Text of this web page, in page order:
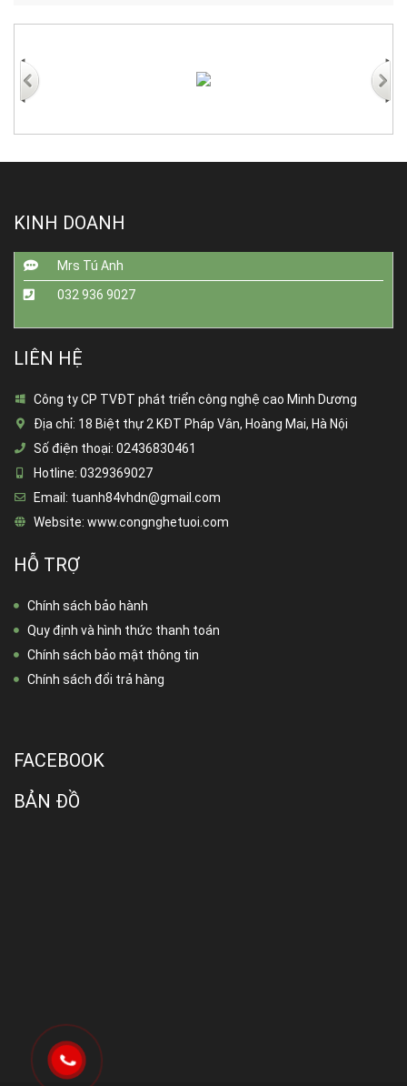
KINH DOANH
Mrs Tú Anh
032 936 9027
LIÊN HỆ
Công ty CP TVĐT phát triển công nghệ cao Minh Dương
Địa chỉ: 18 Biệt thự 2 KĐT Pháp Vân, Hoàng Mai, Hà Nội
Số điện thoại: 02436830461
Hotline: 0329369027
Email: tuanh84vhdn@gmail.com
Website: www.congnghetuoi.com
HỖ TRỢ
Chính sách bảo hành
Quy định và hình thức thanh toán
Chính sách bảo mật thông tin
Chính sách đổi trả hàng
FACEBOOK
BẢN ĐỒ